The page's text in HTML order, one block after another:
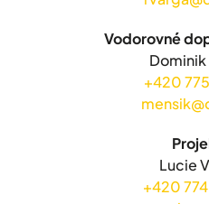
Vodorovné
Dominik
+420
Lucie
+420